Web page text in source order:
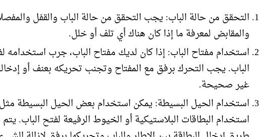
التحقق من حالة الباب: يجب التحقق من حالة الباب والقفل
والمقابض لمعرفة ما إذا كان هناك أي تلف أو خلل.
استخدام مفتاح الباب: إذا كان لديك مفتاح الباب، جرب استخدامه
الباب. يجب التحرك برفق مع المفتاح وتجنب تحريكه بعنف أو
غير صحيحة.
استخدام الحيل البسيطة: يمكن استخدام بعض الحيل البسيطة مثل
استخدام البطاقات البلاستيكية أو الخيوط الرفيعة لفتح الباب.